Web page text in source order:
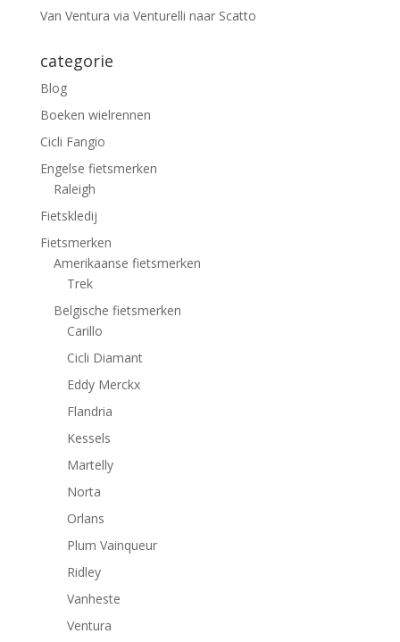
Van Ventura via Venturelli naar Scatto
categorie
Blog
Boeken wielrennen
Cicli Fangio
Engelse fietsmerken
Raleigh
Fietskledij
Fietsmerken
Amerikaanse fietsmerken
Trek
Belgische fietsmerken
Carillo
Cicli Diamant
Eddy Merckx
Flandria
Kessels
Martelly
Norta
Orlans
Plum Vainqueur
Ridley
Vanheste
Ventura